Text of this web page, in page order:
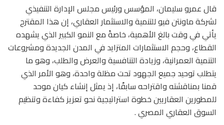
قال عمرو سليمان، المؤسس ورئيس مجلس الإدارة التنفيذي
لشركة ماونتن فيو للتنمية والاستثمار العقاري، إن هذا المقترح
يأتي في وقت بالغ الأهمية، خاصةً مع النمو الكبير الذي يشهده
القطاع، وحجم الاستثمارات المتزايد في المدن الجديدة ومشروعات
التنمية العمرانية، وزيادة التنافسية والعرض والطلب، وهو ما
يتطلب توحيد جميع الجهود تحت مظلة واحدة، وهو الأمر الذي
قمنا بمناقشته واقتراحه سابقًا، إذ يمثل إنشاء كيان موحد
للمطورين العقاريين خطوة استراتيجية نحو تعزيز كفاءة وتنظيم
السوق العقاري المصري .